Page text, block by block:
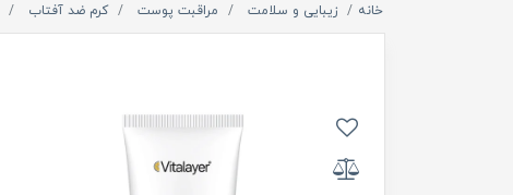
خانه زیبایی و سلامت مراقبت پوست کرم ضد آفتاب